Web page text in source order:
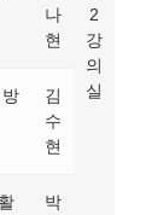
나
현
2
강
의
실
김
수
현
박